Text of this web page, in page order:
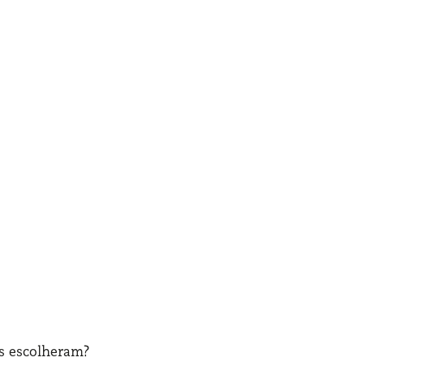
escolheram?